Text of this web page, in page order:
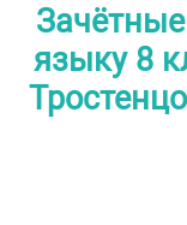
языку 8